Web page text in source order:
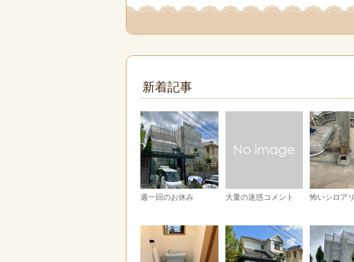
新着記事
週一回のお休み 大量の迷惑コメント 怖いシロアリ